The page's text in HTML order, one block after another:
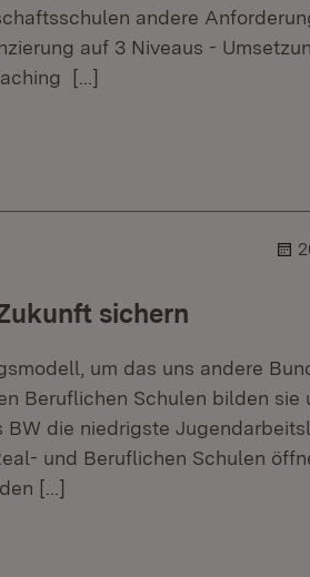
andere
auf 3 Niveaus -
[…]
sichern
um das uns andere
Beruflichen Schulen bilden sie
die niedrigste
und Beruflichen Schulen
[…]